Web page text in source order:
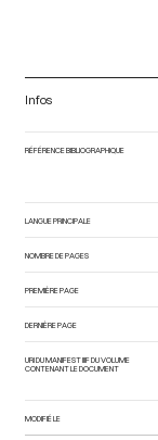
Infos
RÉFÉRENCE BIBLIOGRAPHIQUE
LANGUE PRINCIPALE
NOMBRE DE PAGES
PREMIÈRE PAGE
DERNIÈRE PAGE
URI DU MANIFEST IIIF DU VOLUME
CONTENANT LE DOCUMENT
MODIFIÉ LE